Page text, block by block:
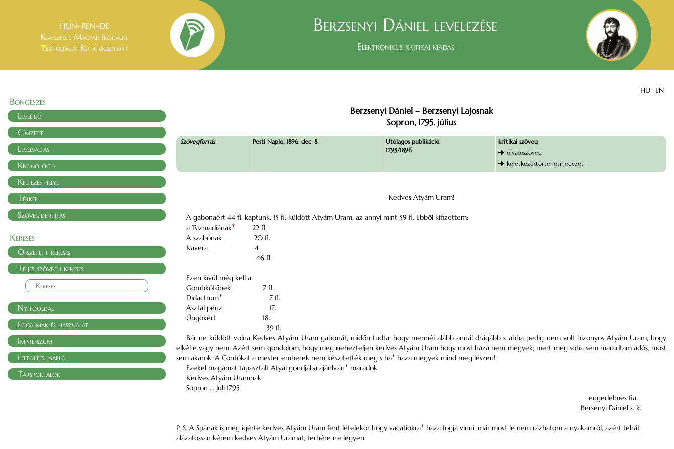
HUN–REN–DE
Klasszikus Magyar Irodalmi
Textológiai Kutatócsoport
Berzsenyi Dániel levelezése
Elektronikus kritikai kiadás
HU EN
Böngészés
Levélíró
Címzett
Levélváltás
Kronológia
Keltezés helye
Térkép
Szövegidentitás
Keresés
Összetett keresés
Teljes szövegű keresés
Nyitóoldal
Fogalmak és használat
Impresszum
Feltöltési napló
Társportálok
Berzsenyi Dániel – Berzsenyi Lajosnak
Sopron, 1795. július
Szövegforrás Pesti Napló, 1896. dec. 8.
Utólagos publikáció.
1795/1896
kritikai szöveg
olvasószöveg
keletkezéstörténeti jegyzet
Kedves Atyám Uram!
A gabonaért 44 fl. kaptunk, 15 fl. küldött Atyám Uram, az annyi mint 59 fl. Ebből kifizettem:
a Tsizmadiának*
22 fl.
A szabónak
20 fl.
Kavéra
4
46 fl.
Ezen kívül még kell a
Gombkötőnek
7 fl.
Didactrum*
7 fl.
Asztal pénz
17.
Üngökért
18.
39 fl.
Bár ne küldött volna Kedves Atyám Uram gabonát, midőn tudta, hogy mennél alább annál drágább s abba pedig nem volt bizonyos Atyám Uram, hogy
elkél e vagy nem. Azért sem gondolom, hogy meg nehezteljen kedves Atyám Uram hogy most haza nem megyek; mert még soha sem maradtam adós, most
sem akarok. A Contókat a mester emberek nem készitették meg s ha* haza megyek mind meg lészen!
Ezekel magamat tapasztalt Atyai gondjába ajánlván* maradok
Kedves Atyám Uramnak
Sopron … Juli 1795
engedelmes fia
Bersenyi Dániel s. k.
P. S. A Spának is meg igérte kedves Atyám Uram fent lételekor hogy vacatiokra* haza fogja vinni, már most le nem rázhatom a nyakamról, azért tehát
alázatossan kérem kedves Atyám Uramat, terhére ne légyen.